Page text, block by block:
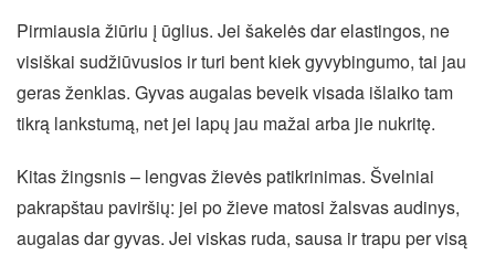
Pirmiausia žiūriu į ūglius. Jei šakelės dar elastingos, ne
visiškai sudžiūvusios ir turi bent kiek gyvybingumo, tai jau
geras ženklas. Gyvas augalas beveik visada išlaiko tam
tikrą lankstumą, net jei lapų jau mažai arba jie nukritę.
Kitas žingsnis – lengvas žievės patikrinimas. Švelniai
pakrapštau paviršių: jei po žieve matosi žalsvas audinys,
augalas dar gyvas. Jei viskas ruda, sausa ir trapu per visą